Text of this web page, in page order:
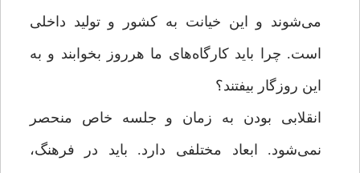
می‌شوند و این خیانت به کشور و تولید داخلی
است. چرا باید کارگاه‌های ما هرروز بخوابند و به
این روزگار بیفتند؟
انقلابی بودن به زمان و جلسه خاص منحصر
نمی‌شود. ابعاد مختلفی دارد. باید در فرهنگ،